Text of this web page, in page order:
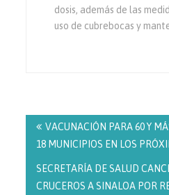
dosis, además de las
uso de cubrebocas y
de
entradas
VACUNACIÓN PARA 60 Y
18 MUNICIPIOS EN LOS
SECRETARÍA DE SALUD
CRUCEROS A SINALOA POR